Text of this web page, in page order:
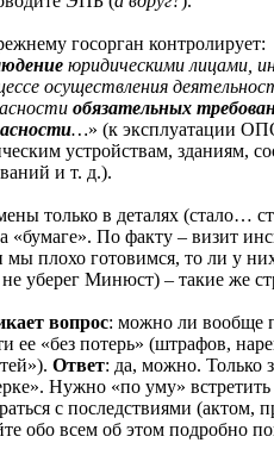
госорган контролирует:
юридическими лицами,
осуществления
обязательных
…» (к эксплуатации
устройствам, зданиям,
и т. д.).
только в деталях (стало…
По факту – визит
мы плохо готовимся, то ли у
не уберег Минюст) – такие же
вопрос: можно ли вообще
ее «без потерь» (штрафов,
Ответ: да, можно. Только
Нужно «по уму»
с последствиями (актом,
обо всем об этом подробно